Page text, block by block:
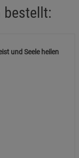
bestellt:
und Seele heilen